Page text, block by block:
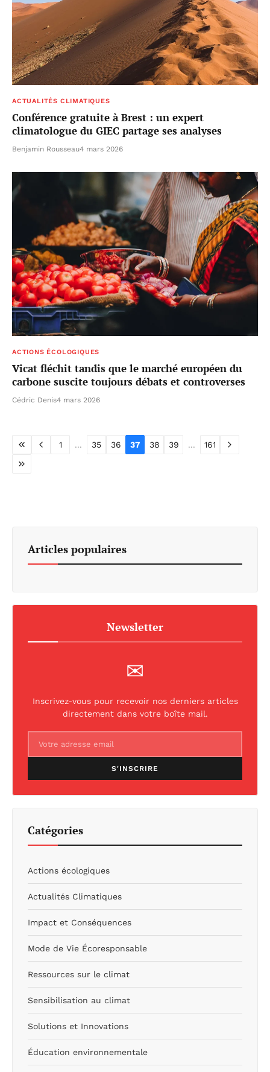
ACTUALITÉS CLIMATIQUES
Conférence gratuite à Brest : un expert
climatologue du GIEC partage ses analyses
Benjamin Rousseau4 mars 2026
ACTIONS ÉCOLOGIQUES
Vicat fléchit tandis que le marché européen du
carbone suscite toujours débats et controverses
Cédric Denis4 mars 2026
1 ... 35 36 37 38 39 ... 161
Articles populaires
Newsletter
✉
Inscrivez-vous pour recevoir nos derniers articles
directement dans votre boîte mail.
S'INSCRIRE
Catégories
Actions écologiques
Actualités Climatiques
Impact et Conséquences
Mode de Vie Écoresponsable
Ressources sur le climat
Sensibilisation au climat
Solutions et Innovations
Éducation environnementale